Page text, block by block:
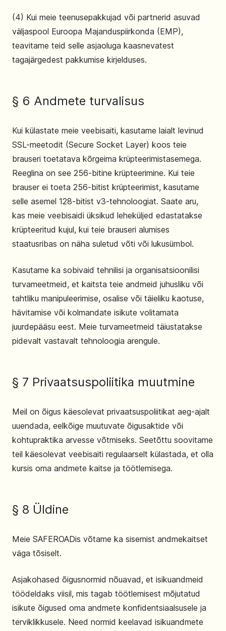
(4) Kui meie teenusepakkujad või partnerid asuvad
väljaspool Euroopa Majanduspiirkonda (EMP),
teavitame teid selle asjaoluga kaasnevatest
tagajärgedest pakkumise kirjelduses.
§ 6 Andmete turvalisus
Kui külastate meie veebisaiti, kasutame laialt levinud
SSL-meetodit (Secure Socket Layer) koos teie
brauseri toetatava kõrgeima krüpteerimistasemega.
Reeglina on see 256-bitine krüpteerimine. Kui teie
brauser ei toeta 256-bitist krüpteerimist, kasutame
selle asemel 128-bitist v3-tehnoloogiat. Saate aru,
kas meie veebisaidi üksikud leheküljed edastatakse
krüpteeritud kujul, kui teie brauseri alumises
staatusribas on näha suletud võti või lukusümbol.
Kasutame ka sobivaid tehnilisi ja organisatsioonilisi
turvameetmeid, et kaitsta teie andmeid juhusliku või
tahtliku manipuleerimise, osalise või täieliku kaotuse,
hävitamise või kolmandate isikute volitamata
juurdepääsu eest. Meie turvameetmeid täiustatakse
pidevalt vastavalt tehnoloogia arengule.
§ 7 Privaatsuspoliitika muutmine
Meil on õigus käesolevat privaatsuspoliitikat aeg-ajalt
uuendada, eelkõige muutuvate õigusaktide või
kohtupraktika arvesse võtmiseks. Seetõttu soovitame
teil käesolevat veebisaiti regulaarselt külastada, et olla
kursis oma andmete kaitse ja töötlemisega.
§ 8 Üldine
Meie SAFEROADis võtame ka sisemist andmekaitset
väga tõsiselt.
Asjakohased õigusnormid nõuavad, et isikuandmeid
töödeldaks viisil, mis tagab töötlemisest mõjutatud
isikute õigused oma andmete konfidentsiaalsusele ja
terviklikkusele. Need normid keelavad isikuandmete